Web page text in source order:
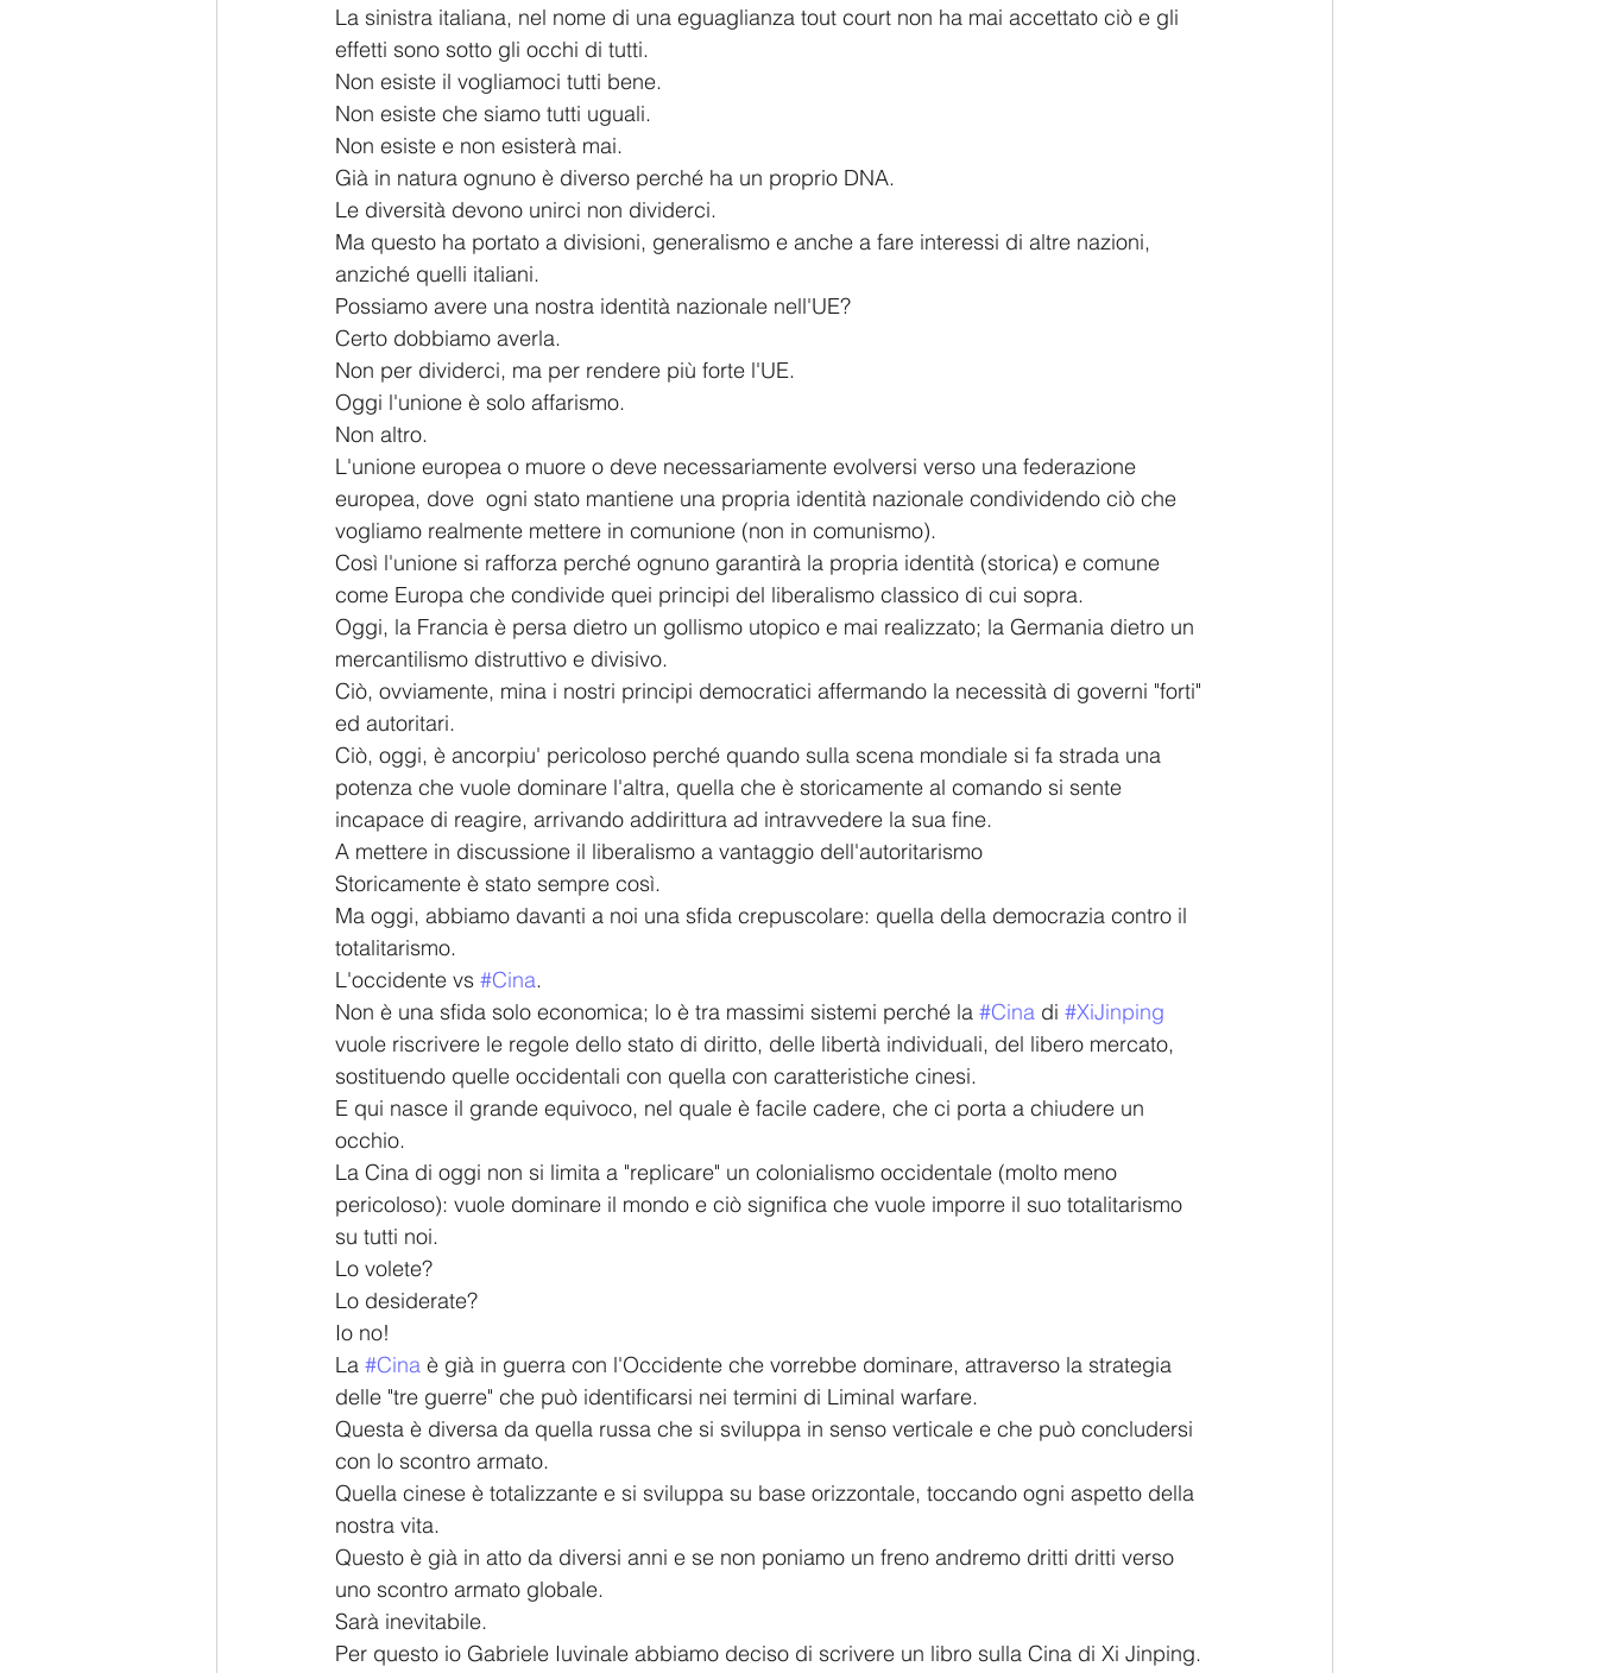
La sinistra italiana, nel nome di una eguaglianza tout court non ha mai accettato ciò e gli
effetti sono sotto gli occhi di tutti.
Non esiste il vogliamoci tutti bene.
Non esiste che siamo tutti uguali.
Non esiste e non esisterà mai.
Già in natura ognuno è diverso perché ha un proprio DNA.
Le diversità devono unirci non dividerci.
Ma questo ha portato a divisioni, generalismo e anche a fare interessi di altre nazioni,
anziché quelli italiani.
Possiamo avere una nostra identità nazionale nell'UE?
Certo dobbiamo averla.
Non per dividerci, ma per rendere più forte l'UE.
Oggi l'unione è solo affarismo.
Non altro.
L'unione europea o muore o deve necessariamente evolversi verso una federazione
europea, dove  ogni stato mantiene una propria identità nazionale condividendo ciò che
vogliamo realmente mettere in comunione (non in comunismo).
Così l'unione si rafforza perché ognuno garantirà la propria identità (storica) e comune
come Europa che condivide quei principi del liberalismo classico di cui sopra.
Oggi, la Francia è persa dietro un gollismo utopico e mai realizzato; la Germania dietro un
mercantilismo distruttivo e divisivo.
Ciò, ovviamente, mina i nostri principi democratici affermando la necessità di governi "forti"
ed autoritari.
Ciò, oggi, è ancorpiu' pericoloso perché quando sulla scena mondiale si fa strada una
potenza che vuole dominare l'altra, quella che è storicamente al comando si sente
incapace di reagire, arrivando addirittura ad intravvedere la sua fine.
A mettere in discussione il liberalismo a vantaggio dell'autoritarismo
Storicamente è stato sempre così.
Ma oggi, abbiamo davanti a noi una sfida crepuscolare: quella della democrazia contro il
totalitarismo.
L'occidente vs #Cina.
Non è una sfida solo economica; lo è tra massimi sistemi perché la #Cina di #XiJinping
vuole riscrivere le regole dello stato di diritto, delle libertà individuali, del libero mercato,
sostituendo quelle occidentali con quella con caratteristiche cinesi.
E qui nasce il grande equivoco, nel quale è facile cadere, che ci porta a chiudere un
occhio.
La Cina di oggi non si limita a "replicare" un colonialismo occidentale (molto meno
pericoloso): vuole dominare il mondo e ciò significa che vuole imporre il suo totalitarismo
su tutti noi.
Lo volete?
Lo desiderate?
Io no!
La #Cina è già in guerra con l'Occidente che vorrebbe dominare, attraverso la strategia
delle "tre guerre" che può identificarsi nei termini di Liminal warfare.
Questa è diversa da quella russa che si sviluppa in senso verticale e che può concludersi
con lo scontro armato.
Quella cinese è totalizzante e si sviluppa su base orizzontale, toccando ogni aspetto della
nostra vita.
Questo è già in atto da diversi anni e se non poniamo un freno andremo dritti dritti verso
uno scontro armato globale.
Sarà inevitabile.
Per questo io Gabriele Iuvinale abbiamo deciso di scrivere un libro sulla Cina di Xi Jinping.